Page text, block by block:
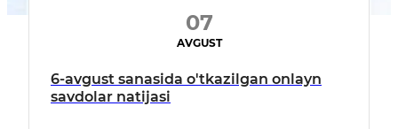
07
AVGUST
6-avgust sanasida o'tkazilgan onlayn
savdolar natijasi